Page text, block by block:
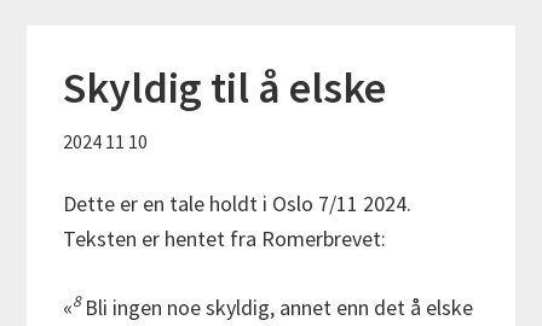
Skyldig til å elske
2024 11 10
Dette er en tale holdt i Oslo 7/11 2024.
Teksten er hentet fra Romerbrevet:
«8 Bli ingen noe skyldig, annet enn det å elske